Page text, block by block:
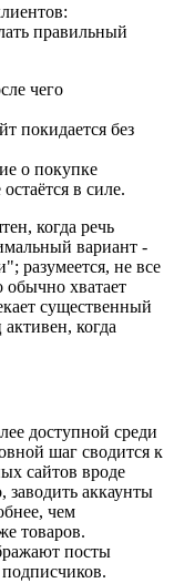
правильный
чего
покидается без
о покупке
в силе.
когда речь
вариант -
разумеется, не все
хватает
существенный
когда
доступной среди
шаг сводится к
сайтов вроде
заводить аккаунты
чем
товаров.
посты